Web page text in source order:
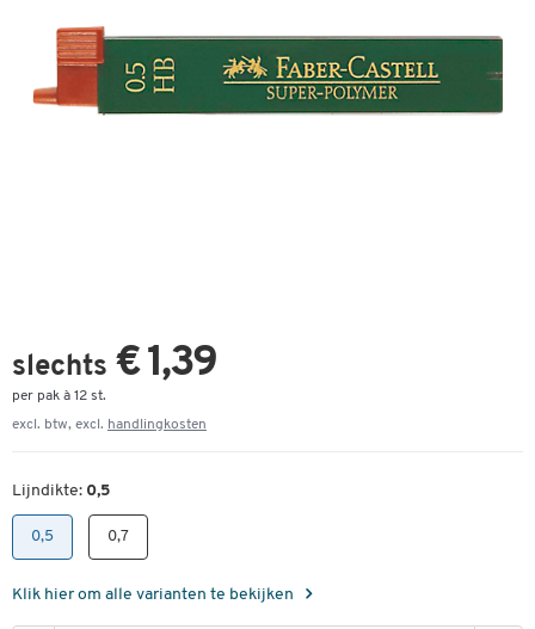
slechts € 1,39
per pak à 12 st.
excl. btw, excl. handlingkosten
Lijndikte: 0,5
0,5 0,7
Klik hier om alle varianten te bekijken